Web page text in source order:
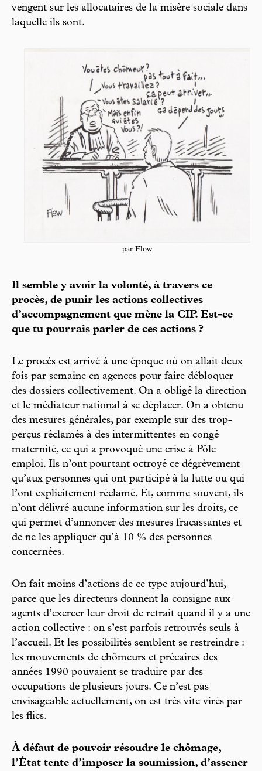
vengent sur les allocataires de la misère sociale dans
laquelle ils sont.
par Flow
Il semble y avoir la volonté, à travers ce
procès, de punir les actions collectives
d’accompagnement que mène la CIP. Est-ce
que tu pourrais parler de ces actions ?
Le procès est arrivé à une époque où on allait deux
fois par semaine en agences pour faire débloquer
des dossiers collectivement. On a obligé la direction
et le médiateur national à se déplacer. On a obtenu
des mesures générales, par exemple sur des trop-
perçus réclamés à des intermittentes en congé
maternité, ce qui a provoqué une crise à Pôle
emploi. Ils n’ont pourtant octroyé ce dégrèvement
qu’aux personnes qui ont participé à la lutte ou qui
l’ont explicitement réclamé. Et, comme souvent, ils
n’ont délivré aucune information sur les droits, ce
qui permet d’annoncer des mesures fracassantes et
de ne les appliquer qu’à 10 % des personnes
concernées.
On fait moins d’actions de ce type aujourd’hui,
parce que les directeurs donnent la consigne aux
agents d’exercer leur droit de retrait quand il y a une
action collective : on s’est parfois retrouvés seuls à
l’accueil. Et les possibilités semblent se restreindre :
les mouvements de chômeurs et précaires des
années 1990 pouvaient se traduire par des
occupations de plusieurs jours. Ce n’est pas
envisageable actuellement, on est très vite virés par
les flics.
À défaut de pouvoir résoudre le chômage,
l’État tente d’imposer la soumission, d’assener